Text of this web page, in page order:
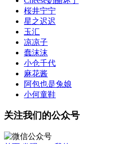
桜井宁宁
星之迟迟
玉汇
凉凉子
蠢沫沫
小仓千代
麻花酱
阿包也是兔娘
小何童鞋
关注我们的公众号